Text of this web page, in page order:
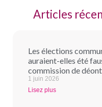
Articles
Les élections
auraient-elles été
commission de
1 juin 2026
Lisez plus